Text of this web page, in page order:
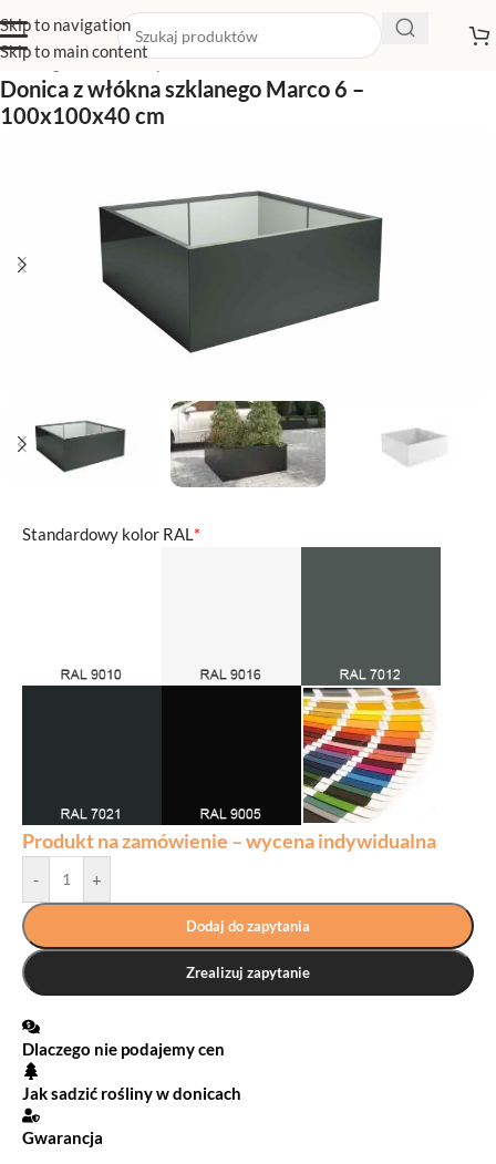
Skip to navigation
Skip to main content
Strona główna/Sklep z donicami/Donice kwadratowe
Donica z włókna szklanego Marco 6 –
100x100x40 cm
*
Standardowy kolor RAL
Produkt na zamówienie – wycena indywidualna
- +
Dodaj do zapytania
Zrealizuj zapytanie
Dlaczego nie podajemy cen
Jak sadzić rośliny w donicach
Gwarancja